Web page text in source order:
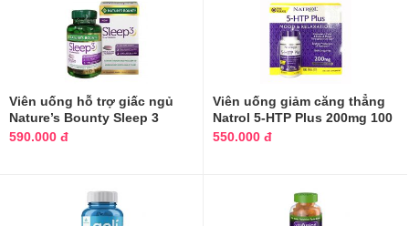
Viên uống hỗ trợ giấc ngủ
Nature’s Bounty Sleep 3
Melatonin của Mỹ
590.000 đ
Viên uống giảm căng thẳng
Natrol 5-HTP Plus 200mg 100
viên
550.000 đ